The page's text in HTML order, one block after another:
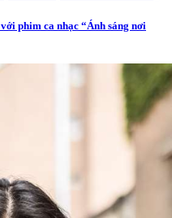
phim ca nhạc “Ánh sáng nơi